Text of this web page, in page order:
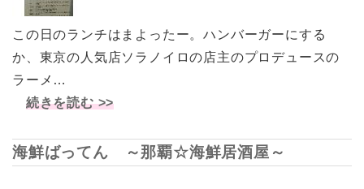
この日のランチはまよったー。ハンバーガーにする
か、東京の人気店ソラノイロの店主のプロデュースの
ラーメ…
続きを読む >>
海鮮ばってん ～那覇☆海鮮居酒屋～